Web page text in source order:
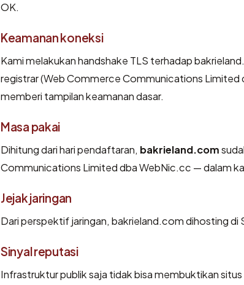
OK.
Keamanan koneksi
Kami melakukan handshake TLS terhadap
registrar (Web Commerce Communications Limited
memberi tampilan keamanan dasar.
Masa pakai
Dihitung dari hari pendaftaran, bakrieland.com
Communications Limited dba WebNic.cc — dalam
Jejak jaringan
Dari perspektif jaringan, bakrieland.com dihosting
Sinyal reputasi
Infrastruktur publik saja tidak bisa membuktikan